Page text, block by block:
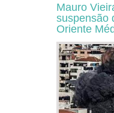
Mauro
suspensão
Oriente